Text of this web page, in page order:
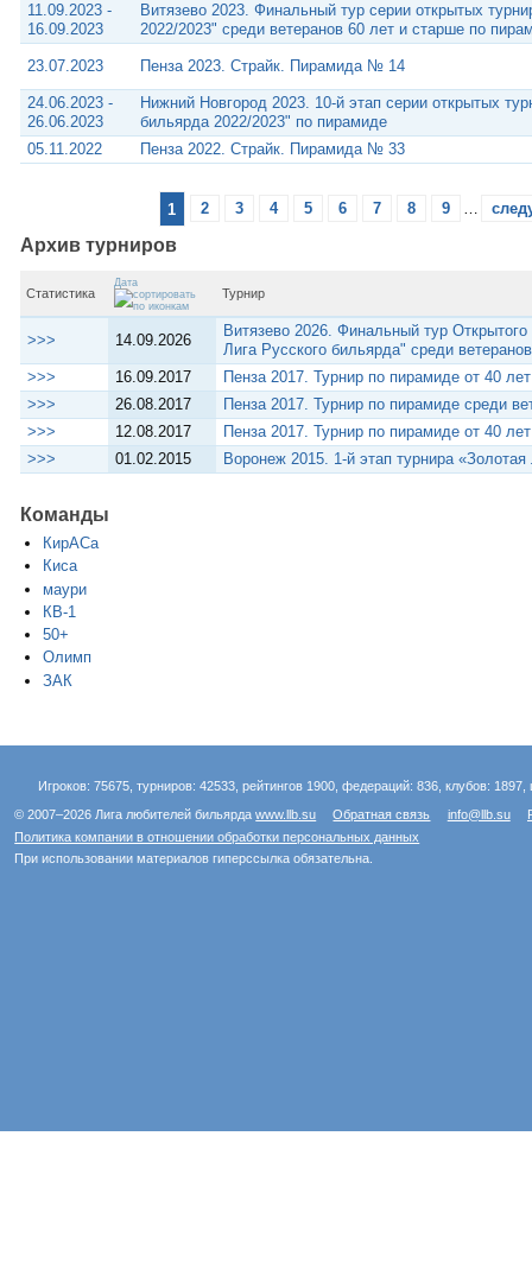
11.09.2023 -
16.09.2023
Витязево 2023. Финальный тур серии открытых
2022/2023" среди ветеранов 60 лет и старше по
23.07.2023 Пенза 2023. Страйк. Пирамида № 14
24.06.2023 -
26.06.2023
Нижний Новгород 2023. 10-й этап серии открытых
бильярда 2022/2023" по пирамиде
05.11.2022
Пенза 2022. Страйк. Пирамида № 33
1 2 3 4 5 6 7 8 9 …
Архив турниров
Статистика
Дата
Турнир
>>> 14.09.2026
Витязево 2026. Финальный тур
Лига Русского бильярда" среди
>>>
16.09.2017
Пенза 2017. Турнир по пирамиде от 40
>>>
26.08.2017
Пенза 2017. Турнир по пирамиде среди
>>>
12.08.2017
Пенза 2017. Турнир по пирамиде от 40
>>>
01.02.2015 Воронеж 2015. 1-й этап турнира
Команды
КирАСа
Киса
маури
КВ-1
50+
Олимп
ЗАК
Игроков: 75675, турниров: 42533, рейтингов 1900, федераций: 836, клубов:
© 2007–2026 Лига любителей бильярдаwww.llb.su Обратная связь info@llb.su
Политика компании в отношении обработки персональных данных
При использовании материалов гиперссылка обязательна.